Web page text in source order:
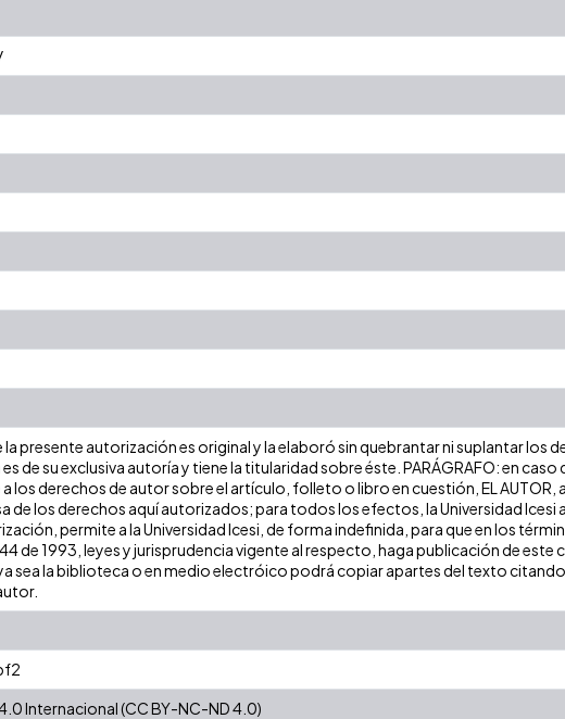
la presente autorización es original y la elaboró sin quebrantar ni suplantar los
de su exclusiva autoría y tiene la titularidad sobre éste. PARÁGRAFO: en caso
los derechos de autor sobre el artículo, folleto o libro en cuestión, EL AUTOR,
de los derechos aquí autorizados; para todos los efectos, la Universidad Icesi
permite a la Universidad Icesi, de forma indefinida, para que en los
de 1993, leyes y jurisprudencia vigente al respecto, haga publicación de este
sea la biblioteca o en medio electróico podrá copiar apartes del texto
Internacional (CC BY-NC-ND 4.0)